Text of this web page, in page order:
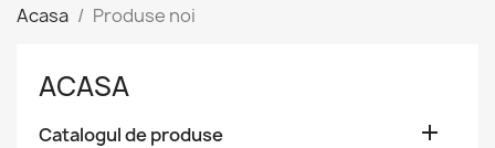
Acasa Produse noi
ACASA
Catalogul de produse 